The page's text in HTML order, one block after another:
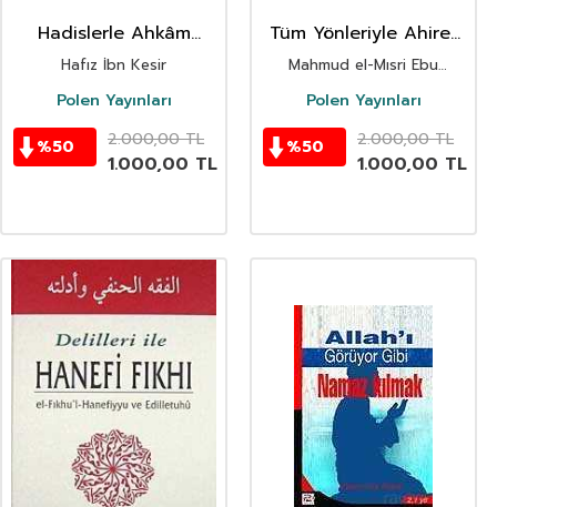
Hadislerle Ahkâm
Âyetleri Tefsîri (2 Cilt)
Hafız İbn Kesir
Polen Yayınları
%50 2.000,00TL
1.000,00 TL
Tüm Yönleriyle Ahiret
Hayatı (10 Kitap)
Mahmud el-Mısri Ebu
Polen Yayınları
%50 2.000,00TL
1.000,00 TL